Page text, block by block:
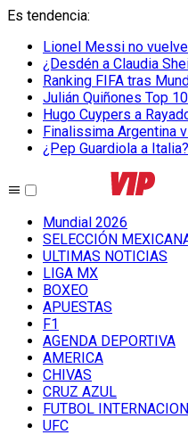
Es tendencia:
Lionel Messi no
¿Desdén a Claudia
Ranking FIFA tras
Julián Quiñones Top
Hugo Cuypers a
Finalissima Argentina
¿Pep Guardiola a Italia?
Mundial 2026
SELECCIÓN
ULTIMAS NOTICIAS
LIGA MX
BOXEO
APUESTAS
F1
AGENDA DEPORTIVA
AMERICA
CHIVAS
CRUZ AZUL
FUTBOL
UFC